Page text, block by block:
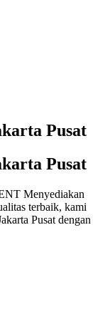
Pusat
Pusat
Menyediakan
terbaik, kami
Pusat dengan